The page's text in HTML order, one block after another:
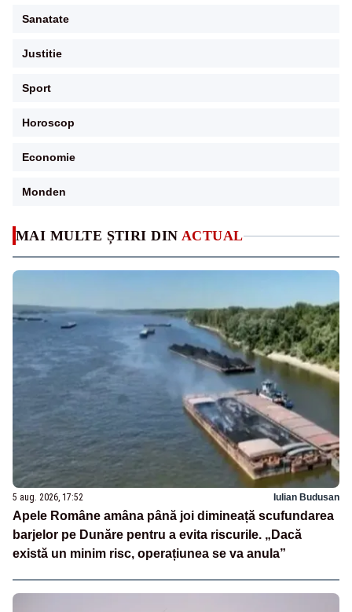
MAI MULTE ȘTIRI DIN ACTUAL
5 aug. 2026, 17:52 Iulian Budusan
Apele Române amâna până joi dimineață scufundarea
barjelor pe Dunăre pentru a evita riscurile. „Dacă
există un minim risc, operațiunea se va anula”
Sanatate
Justitie
Sport
Horoscop
Economie
Monden